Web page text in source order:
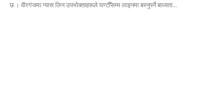
छ । वीरगंजमा ग्यास लिन उपभोक्ताहरूले घण्टौँसम्म लाइनमा बस्नुपर्ने बाध्यता...